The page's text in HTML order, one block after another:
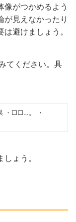
像がつかめるよう
が見えなかったり
避けましょう。
てください。具
・□□…。 ・
ょう。